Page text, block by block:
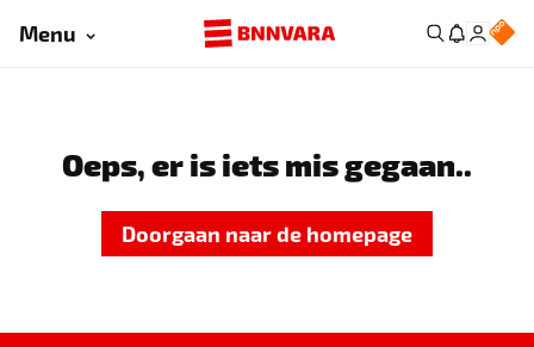
Menu
Oeps, er is iets mis gegaan..
Doorgaan naar de homepage